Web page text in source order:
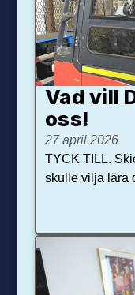
Vad vill
oss!
27 april 2026
TYCK TILL.
skulle vilja lära